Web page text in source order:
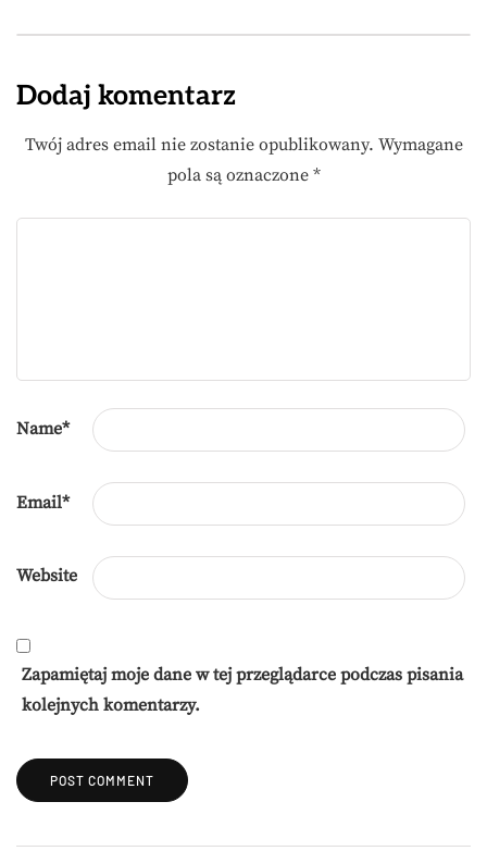
Dodaj komentarz
Twój adres email nie zostanie opublikowany. Wymagane
pola są oznaczone *
Name*
Email*
Website
Zapamiętaj moje dane w tej przeglądarce podczas pisania
kolejnych komentarzy.